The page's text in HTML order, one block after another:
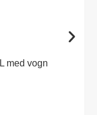
med vogn